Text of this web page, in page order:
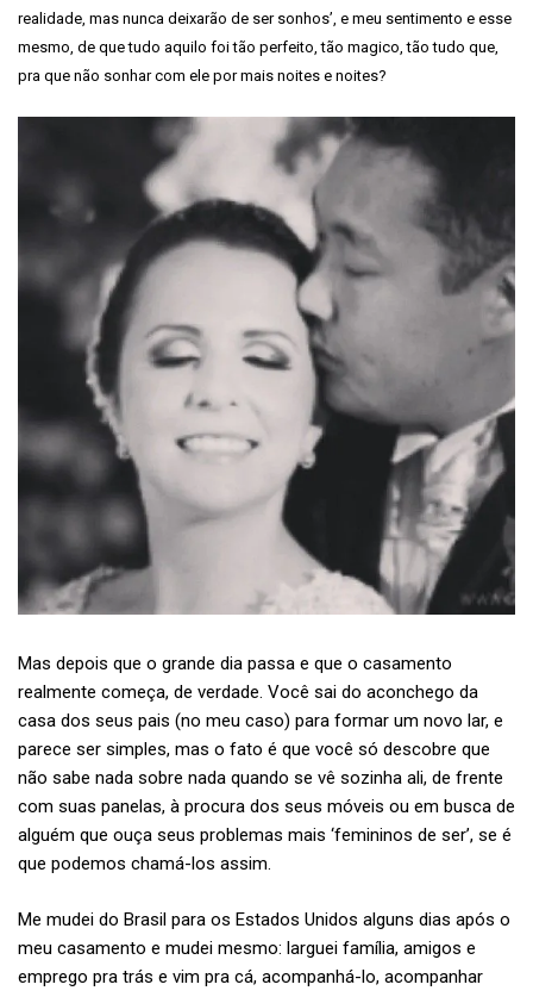
realidade, mas nunca deixarão de ser sonhos’, e meu sentimento e esse
mesmo, de que tudo aquilo foi tão perfeito, tão magico, tão tudo que,
pra que não sonhar com ele por mais noites e noites?
Mas depois que o grande dia passa e que o casamento
realmente começa, de verdade. Você sai do aconchego da
casa dos seus pais (no meu caso) para formar um novo lar, e
parece ser simples, mas o fato é que você só descobre que
não sabe nada sobre nada quando se vê sozinha ali, de frente
com suas panelas, à procura dos seus móveis ou em busca de
alguém que ouça seus problemas mais ‘femininos de ser’, se é
que podemos chamá-los assim.
Me mudei do Brasil para os Estados Unidos alguns dias após o
meu casamento e mudei mesmo: larguei família, amigos e
emprego pra trás e vim pra cá, acompanhá-lo, acompanhar